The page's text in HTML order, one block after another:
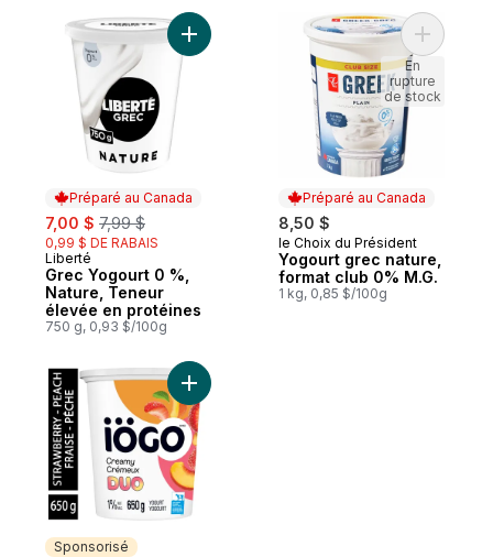
Préparé au Canada
sale:
7,00 $ , formerly:
7,99 $
0,99 $ DE RABAIS
Préparé au Canada
Liberté
Grec Yogourt 0 %,
Nature, Teneur
élevée en protéines
750 g, 0,93 $/100g
Ajouter Grec Yogourt 0 %, Nature,
Préparé au Canada
8,50 $
Préparé au Canada
le Choix du Président
Yogourt grec nature,
format club 0% M.G.
1 kg, 0,85 $/100g
Ajouter
En
rupture
de stock
Sponsorisé
Ajouter Duo yogourt fraise-pêche 1 % au